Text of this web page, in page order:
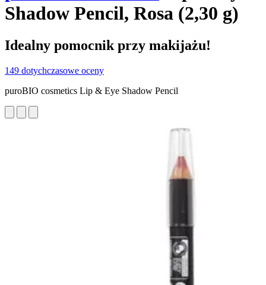
Shadow Pencil, Rosa (2,30 g)
Idealny pomocnik przy makijażu!
149 dotychczasowe oceny
puroBIO cosmetics Lip & Eye Shadow Pencil